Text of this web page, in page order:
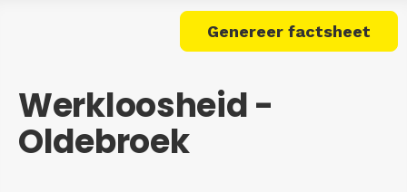
Genereer factsheet
Werkloosheid -
Oldebroek